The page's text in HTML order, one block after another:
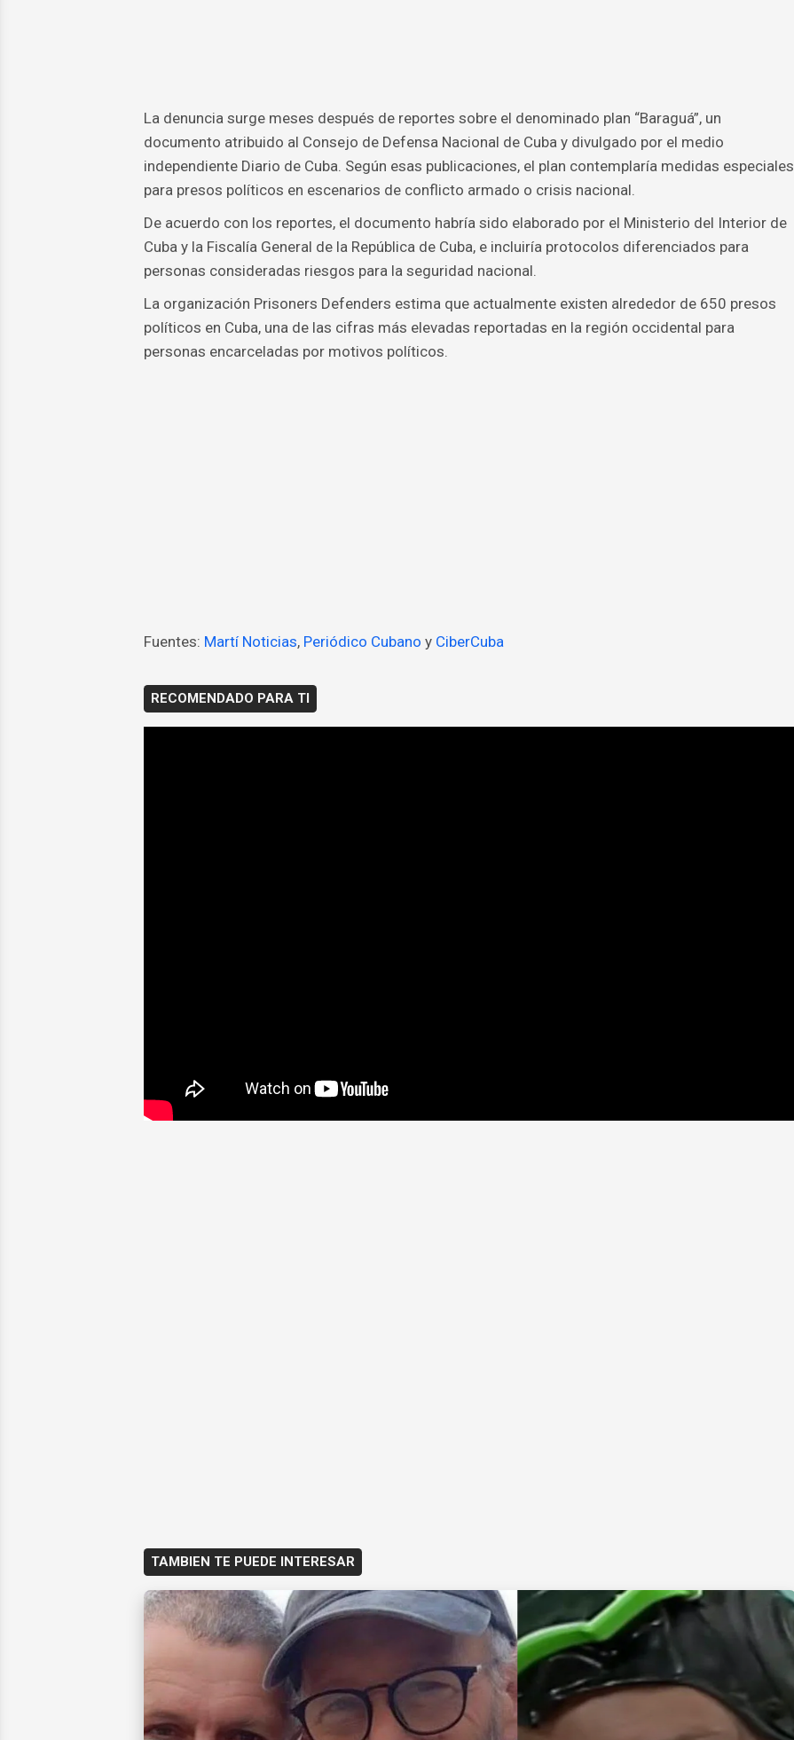
La denuncia surge meses después de reportes sobre el denominado plan “Baraguá”, un
documento atribuido al Consejo de Defensa Nacional de Cuba y divulgado por el medio
independiente Diario de Cuba. Según esas publicaciones, el plan contemplaría medidas especiales
para presos políticos en escenarios de conflicto armado o crisis nacional.
De acuerdo con los reportes, el documento habría sido elaborado por el Ministerio del Interior de
Cuba y la Fiscalía General de la República de Cuba, e incluiría protocolos diferenciados para
personas consideradas riesgos para la seguridad nacional.
La organización Prisoners Defenders estima que actualmente existen alrededor de 650 presos
políticos en Cuba, una de las cifras más elevadas reportadas en la región occidental para
personas encarceladas por motivos políticos.
Fuentes: Martí Noticias, Periódico Cubano y CiberCuba
RECOMENDADO PARA TI
TAMBIEN TE PUEDE INTERESAR